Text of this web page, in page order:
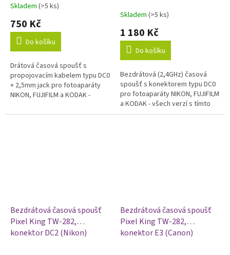
Průměrné
hodnocení
produktu
5,0
5
hvězdiček.
Skladem (>5 ks)
750 Kč
Do košíku
Drátová časová spoušť s
propojovacím kabelem typu DC0
+ 2,5mm jack pro fotoaparáty
NIKON, FUJIFILM a KODAK -
tímto konektorem
Skladem (>5 ks)
1 180 Kč
Do košíku
Bezdrátová (2,4GHz) časová
spoušť s konektorem typu DC0
pro fotoaparáty NIKON, FUJIFILM
a KODAK - všech verzí s tímto
konektorem
Bezdrátová časová spoušť
Pixel King TW-282,
konektor DC2 (Nikon)
Bezdrátová časová spoušť
Pixel King TW-282,
konektor E3 (Canon)